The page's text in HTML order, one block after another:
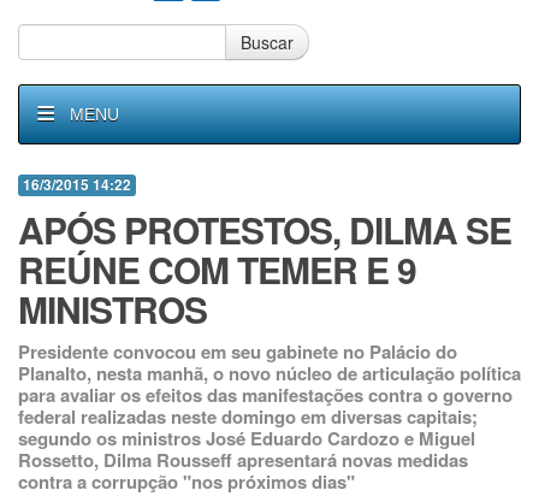
Buscar
MENU
16/3/2015 14:22
APÓS PROTESTOS, DILMA SE
REÚNE COM TEMER E 9
MINISTROS
Presidente convocou em seu gabinete no Palácio do
Planalto, nesta manhã, o novo núcleo de articulação política
para avaliar os efeitos das manifestações contra o governo
federal realizadas neste domingo em diversas capitais;
segundo os ministros José Eduardo Cardozo e Miguel
Rossetto, Dilma Rousseff apresentará novas medidas
contra a corrupção "nos próximos dias"